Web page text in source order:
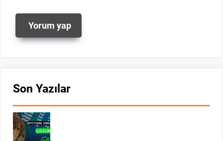
Son Yazılar